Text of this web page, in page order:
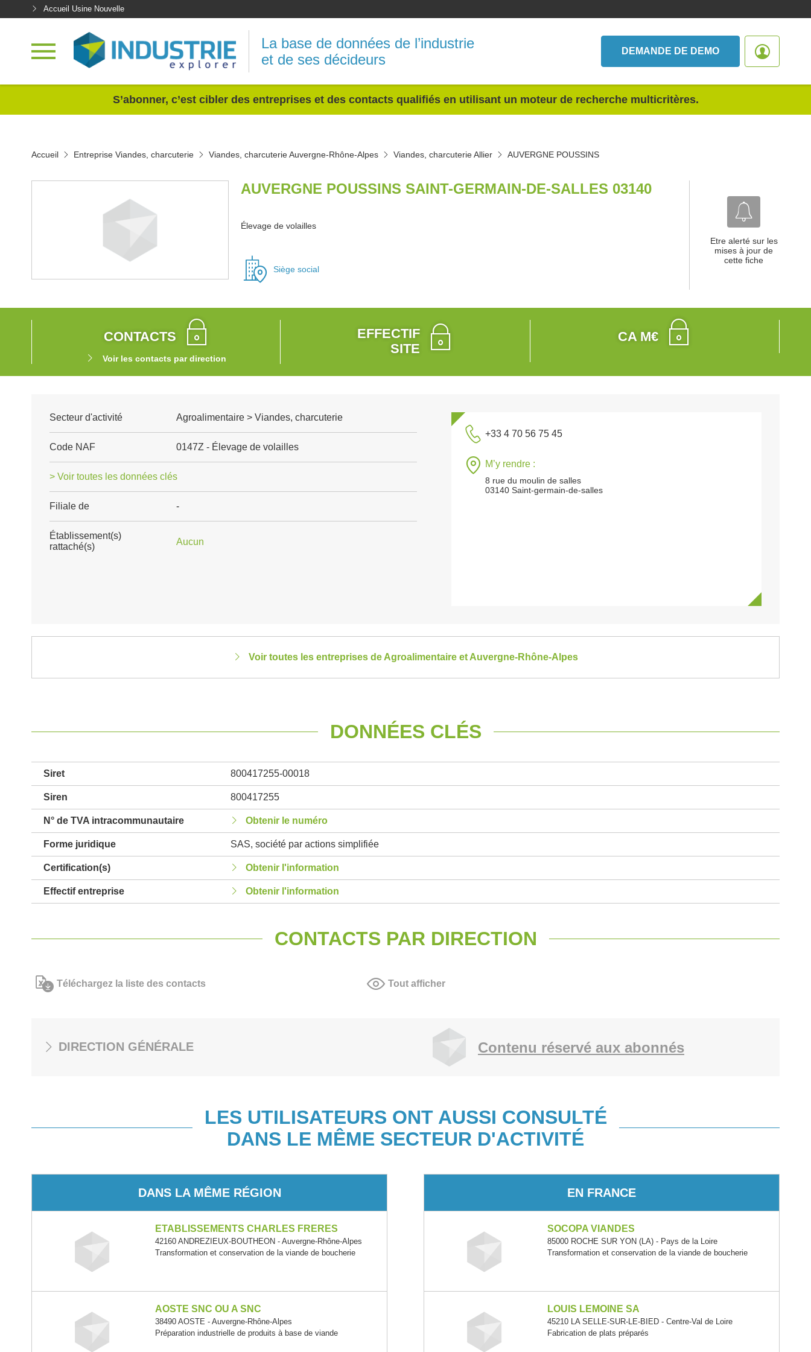
Accueil Usine Nouvelle
La base de données de l’industrie
et de ses décideurs
DEMANDE DE DEMO
S’abonner, c’est cibler des entreprises et des contacts qualifiés en utilisant un moteur de recherche multicritères.
Accueil Entreprise Viandes, charcuterie Viandes, charcuterie Auvergne-Rhône-Alpes Viandes, charcuterie Allier AUVERGNE POUSSINS
AUVERGNE POUSSINS SAINT-GERMAIN-DE-SALLES 03140
Élevage de volailles
Siège social
Etre alerté sur les
mises à jour de
cette fiche
CONTACTS
Voir les contacts par direction
EFFECTIF
SITE
CA M€
Secteur d'activité Agroalimentaire > Viandes, charcuterie
Code NAF 0147Z - Élevage de volailles
> Voir toutes les données clés
Filiale de -
Établissement(s)
rattaché(s)
Aucun
+33 4 70 56 75 45
M’y rendre :
8 rue du moulin de salles
03140 Saint-germain-de-salles
Voir toutes les entreprises de Agroalimentaire et Auvergne-Rhône-Alpes
DONNÉES CLÉS
Siret 800417255-00018
Siren 800417255
N° de TVA intracommunautaire Obtenir le numéro
Forme juridique SAS, société par actions simplifiée
Certification(s) Obtenir l'information
Effectif entreprise Obtenir l'information
CONTACTS PAR DIRECTION
Téléchargez la liste des contacts Tout afficher
DIRECTION GÉNÉRALE Contenu réservé aux abonnés
LES UTILISATEURS ONT AUSSI CONSULTÉ
DANS LE MÊME SECTEUR D'ACTIVITÉ
DANS LA MÊME RÉGION
ETABLISSEMENTS CHARLES FRERES
42160 ANDREZIEUX-BOUTHEON - Auvergne-Rhône-Alpes
Transformation et conservation de la viande de boucherie
AOSTE SNC OU A SNC
38490 AOSTE - Auvergne-Rhône-Alpes
Préparation industrielle de produits à base de viande
EN FRANCE
SOCOPA VIANDES
85000 ROCHE SUR YON (LA) - Pays de la Loire
Transformation et conservation de la viande de boucherie
LOUIS LEMOINE SA
45210 LA SELLE-SUR-LE-BIED - Centre-Val de Loire
Fabrication de plats préparés